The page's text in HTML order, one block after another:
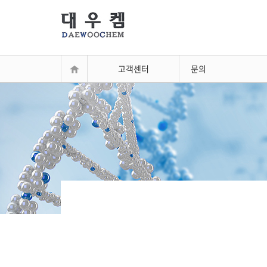
고객센터 문의